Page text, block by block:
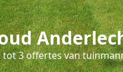
3 offertes van